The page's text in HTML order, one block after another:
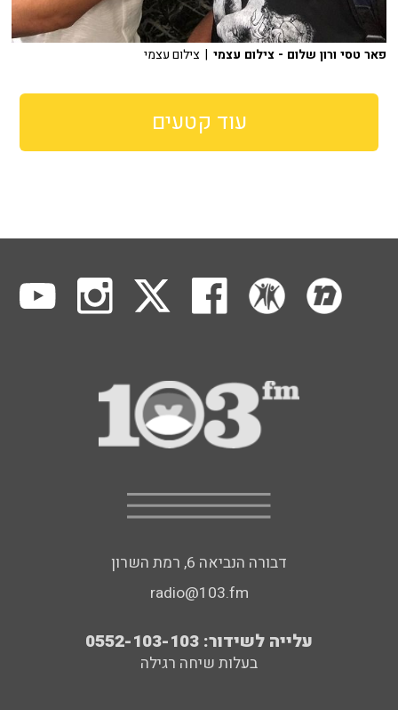
פאר טסי ורון שלום - צילום עצמי | צילום עצמי
עוד קטעים
דבורה הנביאה 6, רמת השרון
radio@103.fm
עלייה לשידור: 0552-103-103
בעלות שיחה רגילה